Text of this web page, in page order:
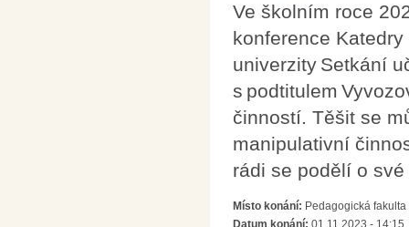
Ve školním roce
konference
univerzity Setkání
s podtitulem
činností. Těšit se
manipulativní
rádi se podělí o
Místo konání: Pedagogická
Datum konání: 01.11.2023 - 14:15